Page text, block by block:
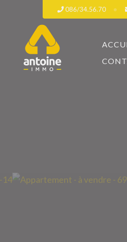
086/34.56.70